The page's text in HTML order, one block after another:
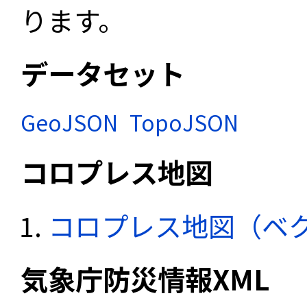
ります。
データセット
GeoJSON TopoJSON
コロプレス地図
コロプレス地図（ベ
気象庁防災情報XML